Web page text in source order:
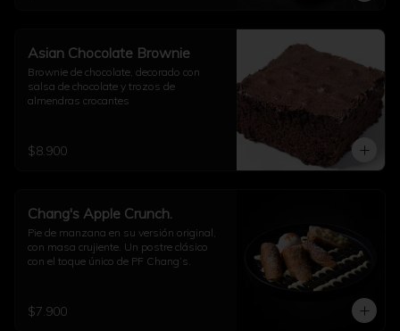
Asian Chocolate Brownie
Brownie de chocolate, decorado con
salsa de chocolate y trozos de
almendras crocantes
$8.900
Chang's Apple Crunch.
Pie de manzana en su versión original,
con masa crujiente. Un postre clásico
con el toque único de PF Chang’s.
$7.900